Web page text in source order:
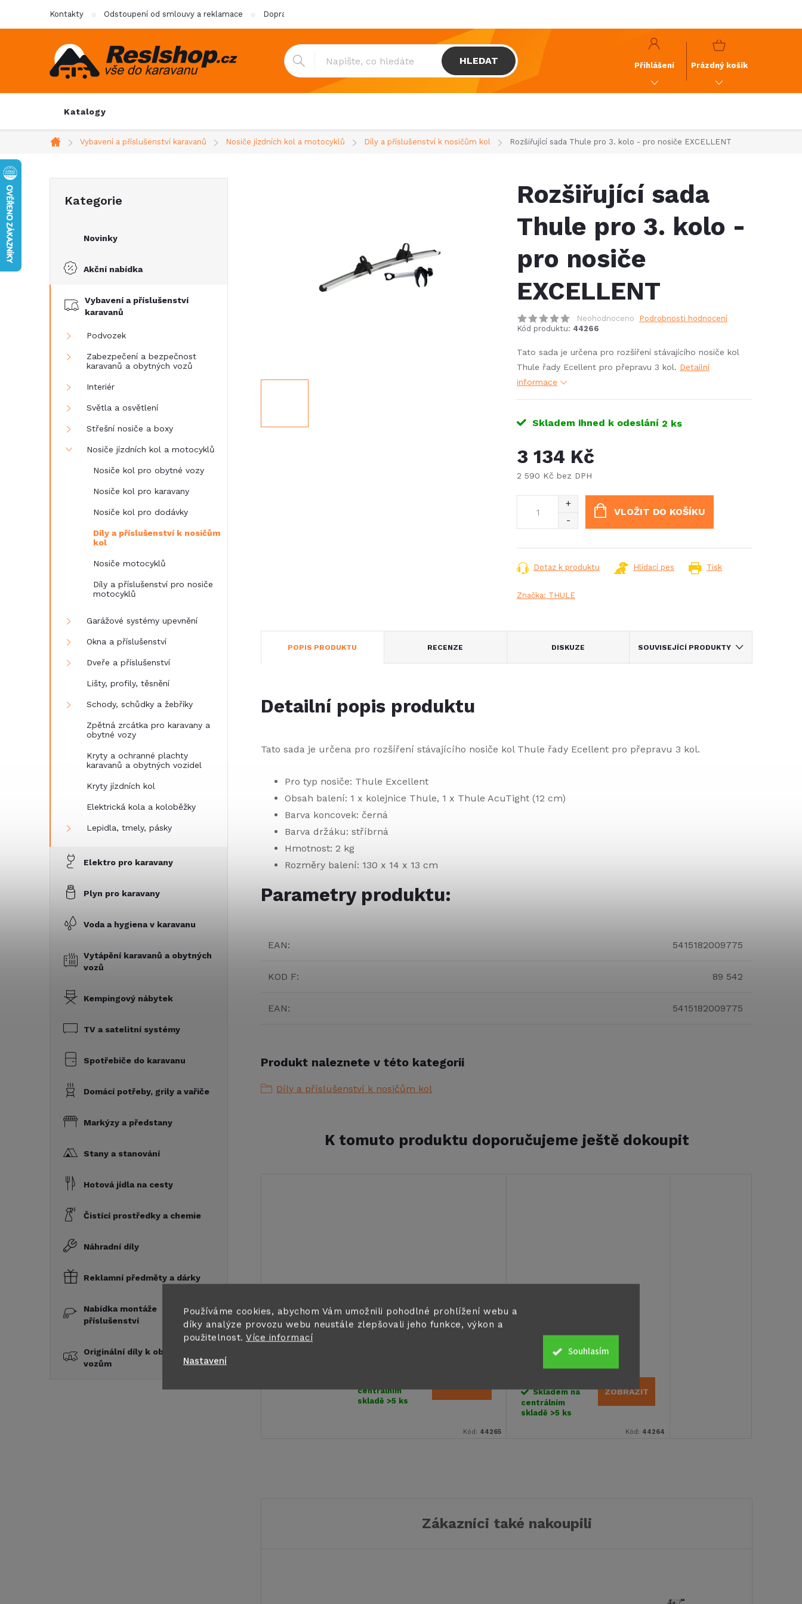
Používáme cookies, abychom Vám umožnili pohodlné prohlížení webu a
díky analýze provozu webu neustále zlepšovali jeho funkce, výkon a
použitelnost. Více informací
Nastavení
Souhlasím
Kontakty Odstoupení od smlouvy a reklamace Doprava & platba
HLEDAT Přihlášení
NÁKUPNÍ
Prázdný košík
Katalogy
Domů
Vybavení a příslušenství karavanů Nosiče jízdních kol a motocyklů Díly a příslušenství k nosičům kol Rozšiřující sada Thule pro 3. kolo - pro nosiče EXCELLENT
t
kategorie
Kategorie
Novinky
Akční nabídka
Vybavení a příslušenství
karavanů
Podvozek
Zabezpečení a bezpečnost
karavanů a obytných vozů
Interiér
Světla a osvětlení
Střešní nosiče a boxy
Nosiče jízdních kol a motocyklů
Nosiče kol pro obytné vozy
Nosiče kol pro karavany
Nosiče kol pro dodávky
Díly a příslušenství k nosičům
kol
Nosiče motocyklů
Díly a příslušenství pro nosiče
motocyklů
Garážové systémy upevnění
Okna a příslušenství
Dveře a příslušenství
Lišty, profily, těsnění
Schody, schůdky a žebříky
Zpětná zrcátka pro karavany a
obytné vozy
Kryty a ochranné plachty
karavanů a obytných vozidel
Kryty jízdních kol
Elektrická kola a koloběžky
Lepidla, tmely, pásky
Elektro pro karavany
Plyn pro karavany
Voda a hygiena v karavanu
Vytápění karavanů a obytných
vozů
Kempingový nábytek
TV a satelitní systémy
Spotřebiče do karavanu
Domácí potřeby, grily a vařiče
Markýzy a předstany
Stany a stanování
Hotová jídla na cesty
Čistící prostředky a chemie
Náhradní díly
Reklamní předměty a dárky
Nabídka montáže
příslušenství
Originální díly k obytným
vozům
Rozšiřující sada
Thule pro 3. kolo -
pro nosiče
EXCELLENT
Neohodnoceno
Podrobnosti hodnocení
Kód produktu: 44266
Tato sada je určena pro rozšíření stávajícího nosiče kol
Thule řady Ecellent pro přepravu 3 kol. Detailní
informace
Skladem ihned k odeslání 2 ks
3 134 Kč
2 590 Kč bez DPH
VLOŽIT DO KOŠÍKU
Tisk
Dotaz k produktu Hlídací pes
Značka: THULE
POPIS PRODUKTU RECENZE DISKUZE SOUVISEJÍCÍ PRODUKTY
Detailní popis produktu
Tato sada je určena pro rozšíření stávajícího nosiče kol Thule řady Ecellent pro přepravu 3 kol.
Pro typ nosiče: Thule Excellent
Obsah balení: 1 x kolejnice Thule, 1 x Thule AcuTight (12 cm)
Barva koncovek: černá
Barva držáku: stříbrná
Hmotnost: 2 kg
Rozměry balení: 130 x 14 x 13 cm
Parametry produktu:
EAN: 5415182009775
KOD F: 89 542
EAN: 5415182009775
Produkt naleznete v této kategorii
Díly a příslušenství k nosičům kol
K tomuto produktu doporučujeme ještě dokoupit
Nosič kol Thule
centrálním
skladě >5 ks
Kód: 44265
EXCELLENT STANDARD
14 793
Skladem na
centrálním
skladě >5 ks
ZOBRAZIT
Kód: 44264
Zákazníci také nakoupili